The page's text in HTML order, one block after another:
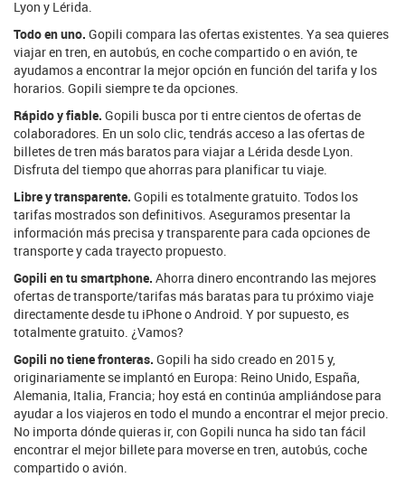
Lyon y Lérida.
Todo en uno. Gopili compara las ofertas existentes. Ya sea quieres
viajar en tren, en autobús, en coche compartido o en avión, te
ayudamos a encontrar la mejor opción en función del tarifa y los
horarios. Gopili siempre te da opciones.
Rápido y fiable. Gopili busca por ti entre cientos de ofertas de
colaboradores. En un solo clic, tendrás acceso a las ofertas de
billetes de tren más baratos para viajar a Lérida desde Lyon.
Disfruta del tiempo que ahorras para planificar tu viaje.
Libre y transparente. Gopili es totalmente gratuito. Todos los
tarifas mostrados son definitivos. Aseguramos presentar la
información más precisa y transparente para cada opciones de
transporte y cada trayecto propuesto.
Gopili en tu smartphone. Ahorra dinero encontrando las mejores
ofertas de transporte/tarifas más baratas para tu próximo viaje
directamente desde tu iPhone o Android. Y por supuesto, es
totalmente gratuito. ¿Vamos?
Gopili no tiene fronteras. Gopili ha sido creado en 2015 y,
originariamente se implantó en Europa: Reino Unido, España,
Alemania, Italia, Francia; hoy está en continúa ampliándose para
ayudar a los viajeros en todo el mundo a encontrar el mejor precio.
No importa dónde quieras ir, con Gopili nunca ha sido tan fácil
encontrar el mejor billete para moverse en tren, autobús, coche
compartido o avión.